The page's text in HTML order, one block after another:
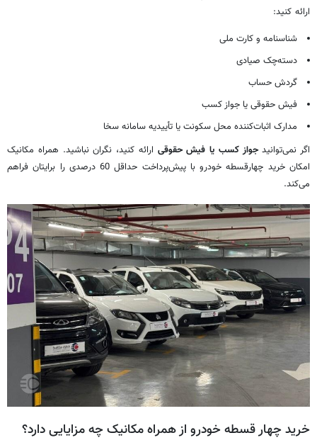
ارائه کنید:
شناسنامه و کارت ملی
دسته‌چک صیادی
گردش حساب
فیش حقوقی یا جواز کسب
مدارک اثبات‌کننده محل سکونت یا تأییدیه سامانه سخا
اگر نمی‌توانیدجواز کسب یا فیش حقوقی ارائه کنید، نگران نباشید. همراه مکانیک
امکان خرید چهارقسطه خودرو با پیش‌پرداخت حداقل 60 درصدی را برایتان فراهم
می‌کند.
خرید چهار قسطه خودرو از همراه مکانیک چه مزایایی دارد؟